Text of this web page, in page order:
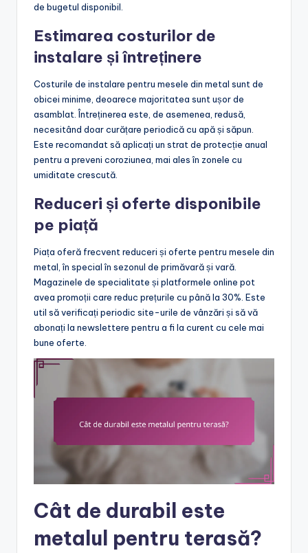
de bugetul disponibil.
Estimarea costurilor de
instalare și întreținere
Costurile de instalare pentru mesele din metal sunt de
obicei minime, deoarece majoritatea sunt ușor de
asamblat. Întreținerea este, de asemenea, redusă,
necesitând doar curățare periodică cu apă și săpun.
Este recomandat să aplicați un strat de protecție anual
pentru a preveni coroziunea, mai ales în zonele cu
umiditate crescută.
Reduceri și oferte disponibile
pe piață
Piața oferă frecvent reduceri și oferte pentru mesele din
metal, în special în sezonul de primăvară și vară.
Magazinele de specialitate și platformele online pot
avea promoții care reduc prețurile cu până la 30%. Este
util să verificați periodic site-urile de vânzări și să vă
abonați la newslettere pentru a fi la curent cu cele mai
bune oferte.
Cât de durabil este
metalul pentru terasă?